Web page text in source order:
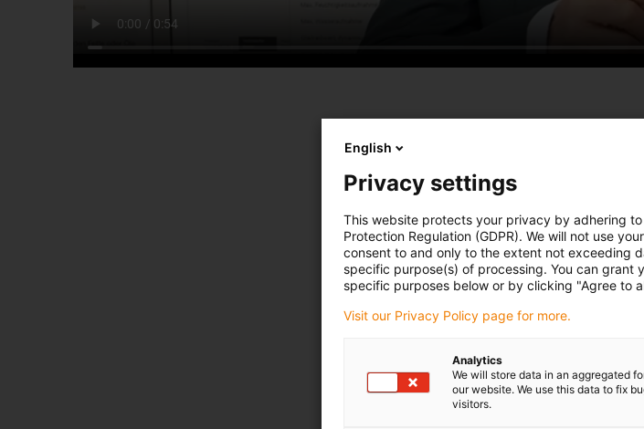
English
Privacy settings
This website protects your privacy by adhering to
Protection Regulation (GDPR). We will not use
consent to and only to the extent not exceeding
specific purpose(s) of processing. You can grant
specific purposes below or by clicking "Agree to
Visit our Privacy Policy page for more.
Analytics
We will store data in an aggregated
our website. We use this data to fix
visitors.